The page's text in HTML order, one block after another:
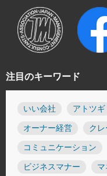
注目のキーワード
いい会社 アトツギ
オーナー経営 ク
コミュニケーション
ビジネスマナー マ